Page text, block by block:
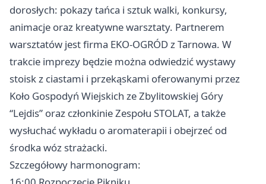
dorosłych: pokazy tańca i sztuk walki, konkursy,
animacje oraz kreatywne warsztaty. Partnerem
warsztatów jest firma EKO-OGRÓD z Tarnowa. W
trakcie imprezy będzie można odwiedzić wystawy
stoisk z ciastami i przekąskami oferowanymi przez
Koło Gospodyń Wiejskich ze Zbylitowskiej Góry
“Lejdis” oraz członkinie Zespołu STOLAT, a także
wysłuchać wykładu o aromaterapii i obejrzeć od
środka wóz strażacki.
Szczegółowy harmonogram: